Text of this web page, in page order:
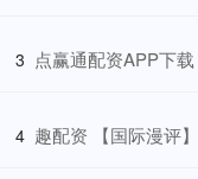
3 点赢通配资APP下
4 趣配资 【国际漫评